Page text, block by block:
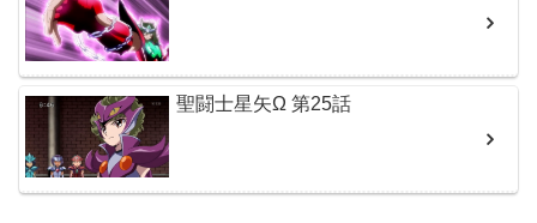
聖闘士星矢Ω 第25話